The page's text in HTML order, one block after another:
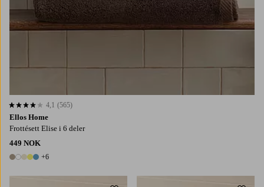
Ellos Home
Frottésett Elise i 6 deler
449 NOK
11 farger
+6
4,1 basert på 565 karaktergivninger
4,1 (565)